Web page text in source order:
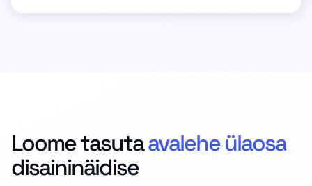
Loome tasutaavalehe ülaosa
disaininäidise